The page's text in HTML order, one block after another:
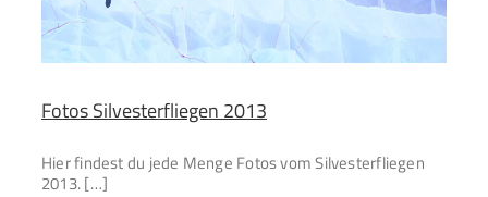
Fotos Silvesterfliegen 2013
Hier findest du jede Menge Fotos vom Silvesterfliegen
2013. […]